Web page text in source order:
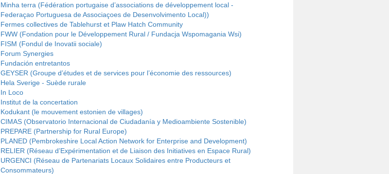
Minha terra (Fédération portugaise d’associations de développement local -
Federaçao Portuguesa de Associaçoes de Desenvolvimento Local))
Fermes collectives de Tablehurst et Plaw Hatch Community
FWW (Fondation pour le Développement Rural / Fundacja Wspomagania Wsi)
FISM (Fondul de Inovatii sociale)
Forum Synergies
Fundación entretantos
GEYSER (Groupe d’études et de services pour l’économie des ressources)
Hela Sverige - Suède rurale
In Loco
Institut de la concertation
Kodukant (le mouvement estonien de villages)
CIMAS (Observatorio Internacional de Ciudadanía y Medioambiente Sostenible)
PREPARE (Partnership for Rural Europe)
PLANED (Pembrokeshire Local Action Network for Enterprise and Development)
RELIER (Réseau d’Expérimentation et de Liaison des Initiatives en Espace Rural)
URGENCI (Réseau de Partenariats Locaux Solidaires entre Producteurs et
Consommateurs)